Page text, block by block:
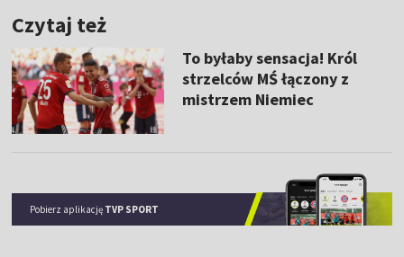
Czytaj też
To byłaby sensacja! Król
strzelców MŚ łączony z
mistrzem Niemiec
Pobierz aplikację TVP SPORT